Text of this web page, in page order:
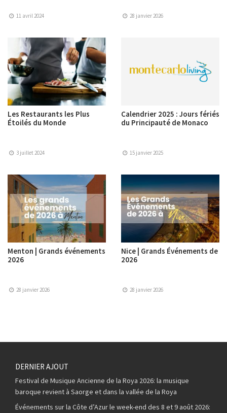
11 avril 2024 28 janvier 2026
Les Restaurants les Plus
Étoilés du Monde
3 juillet 2024
Calendrier 2025 : Jours fériés
du Principauté de Monaco
15 janvier 2025
Menton | Grands événements
2026
28 janvier 2026
Nice | Grands Événements de
2026
28 janvier 2026
DERNIER AJOUT
Festival de Musique Ancienne de la Roya 2026: la musique
baroque revient à Saorge et dans la vallée de la Roya
Événements sur la Côte d’Azur le week-end des 8 et 9 août 2026: